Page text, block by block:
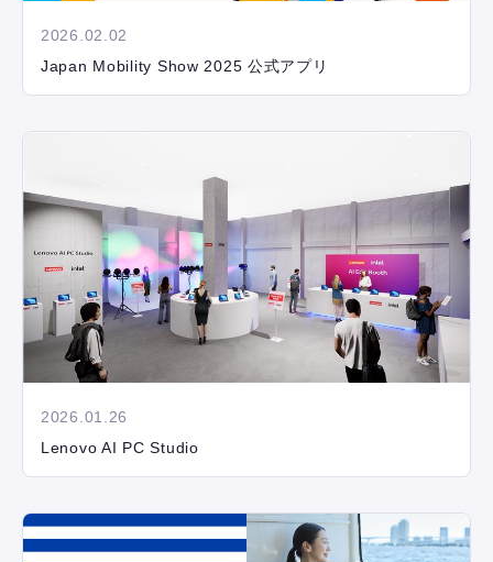
2026.02.02
Japan Mobility Show 2025 公式アプリ
2026.01.26
Lenovo AI PC Studio